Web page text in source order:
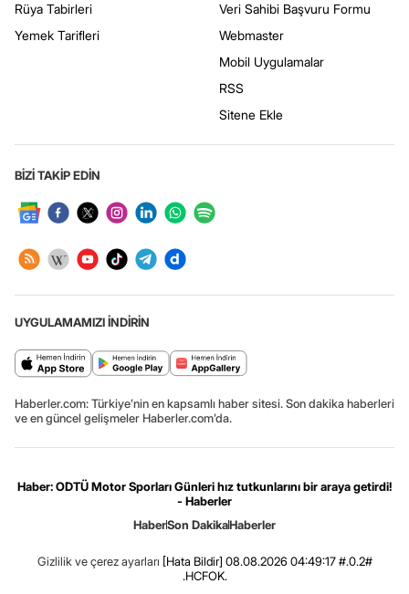
Rüya Tabirleri
Yemek Tarifleri
Veri Sahibi Başvuru Formu
Webmaster
Mobil Uygulamalar
RSS
Sitene Ekle
BİZİ TAKİP EDİN
UYGULAMAMIZI İNDİRİN
Haberler.com: Türkiye’nin en kapsamlı haber sitesi. Son dakika haberleri
ve en güncel gelişmeler Haberler.com’da.
Haber: ODTÜ Motor Sporları Günleri hız tutkunlarını bir araya getirdi!
- Haberler
HaberSon DakikaHaberler
Gizlilik ve çerez ayarları [Hata Bildir] 08.08.2026 04:49:17 #.0.2#
.HCFOK.